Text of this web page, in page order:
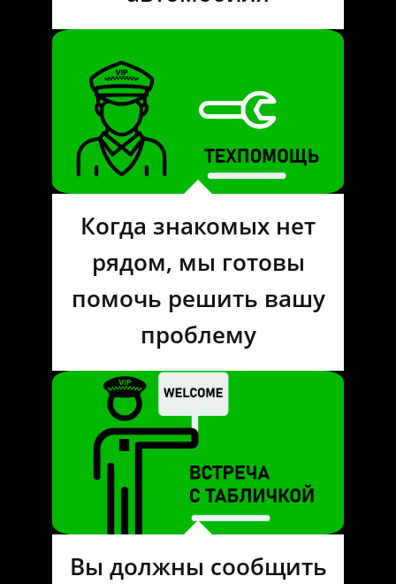
Когда знакомых нет
рядом, мы готовы
помочь решить вашу
проблему
Вы должны сообщить